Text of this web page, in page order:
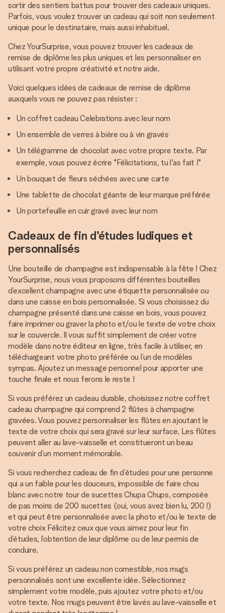
sortir des sentiers battus pour trouver des cadeaux uniques.
Parfois, vous voulez trouver un cadeau qui soit non seulement
unique pour le destinataire, mais aussi inhabituel.
Chez YourSurprise, vous pouvez trouver les cadeaux de
remise de diplôme les plus uniques et les personnaliser en
utilisant votre propre créativité et notre aide.
Voici quelques idées de cadeaux de remise de diplôme
auxquels vous ne pouvez pas résister :
Un coffret cadeau Celebrations avec leur nom
Un ensemble de verres à bière ou à vin gravés
Un télégramme de chocolat avec votre propre texte. Par
exemple, vous pouvez écrire "Félicitations, tu l'as fait !"
Un bouquet de fleurs séchées avec une carte
Une tablette de chocolat géante de leur marque préférée
Un portefeuille en cuir gravé avec leur nom
Cadeaux de fin d’études ludiques et
personnalisés
Une bouteille de champagne est indispensable à la fête ! Chez
YourSurprise, nous vous proposons différentes bouteilles
d’excellent champagne avec une étiquette personnalisée ou
dans une caisse en bois personnalisée. Si vous choisissez du
champagne présenté dans une caisse en bois, vous pouvez
faire imprimer ou graver la photo et/ou le texte de votre choix
sur le couvercle. Il vous suffit simplement de créer votre
modèle dans notre éditeur en ligne, très facile à utiliser, en
téléchargeant votre photo préférée ou l’un de modèles
sympas. Ajoutez un message personnel pour apporter une
touche finale et nous ferons le reste !
Si vous préférez un cadeau durable, choisissez notre coffret
cadeau champagne qui comprend 2 flûtes à champagne
gravées. Vous pouvez personnaliser les flûtes en ajoutant le
texte de votre choix qui sera gravé sur leur surface. Les flûtes
peuvent aller au lave-vaisselle et constitueront un beau
souvenir d’un moment mémorable.
Si vous recherchez cadeau de fin d’études pour une personne
qui a un faible pour les douceurs, impossible de faire chou
blanc avec notre tour de sucettes Chupa Chups, composée
de pas moins de 200 sucettes (oui, vous avez bien lu, 200 !)
et qui peut être personnalisée avec la photo et/ou le texte de
votre choix Félicitez ceux que vous aimez pour leur fin
d’études, l’obtention de leur diplôme ou de leur permis de
conduire.
Si vous préférez un cadeau non comestible, nos mugs
personnalisés sont une excellente idée. Sélectionnez
simplement votre modèle, puis ajoutez votre photo et/ou
votre texte. Nos mugs peuvent être lavés au lave-vaisselle et